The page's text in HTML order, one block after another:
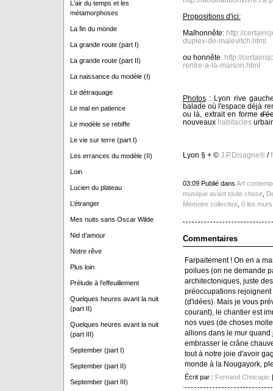
L'air du temps et les
métamorphoses
La fin du monde
La grande route (part I)
La grande route (part II)
La naissance du modèle (I)
Le détraquage
Le mal en patience
Le modèle se rebiffe
Le vie sur terre (part I)
Les errances du modèle (II)
Loin
Lucien du plateau
L’étranger
Mes nuits sans Oscar Wilde
Nid d’amour
Notre rêve
Plus loin
Prélude à l'effeuillement
Quelques heures avant la nuit
(part II)
Quelques heures avant la nuit
(part III)
September (part I)
September (part II)
September (part III)
Propositions d'ici:
Malhonnête:http://
duplex-de-malevitch.html
ou honnête: http://
rentre-a-la-maison.html
Photos: Lyon rive
balade où l'espace déjà
ou là, extrait en forme
nouveauxhabitacles
Lyon § + © J.P.Disagne®/
03:09 Publié dans Art
musique avant toute chose,
Mémoire collective, ô les murs
Commentaires
Farpaitement ! On en a
poilues (on ne demande
architectoniques, juste
préoccupations
(d'idées). Mais je vous
courant), le chantier est
nos vues (de choses
allions dans le mur
embrasser le crâne
tout à notre joie d'avoir
monde à la Nougayork,
Écrit par : Fernand Chocapic